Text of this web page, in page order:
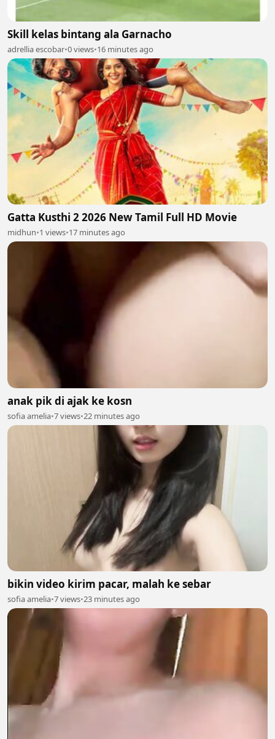
Skill kelas bintang ala Garnacho
adrellia escobar•0 views•16 minutes ago
Gatta Kusthi 2 2026 New Tamil Full HD Movie
midhun•1 views•17 minutes ago
anak pik di ajak ke kosn
sofia amelia•7 views•22 minutes ago
bikin video kirim pacar, malah ke sebar
sofia amelia•7 views•23 minutes ago